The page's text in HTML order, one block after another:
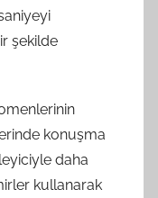
şekilde
konuşma
daha
kullanarak